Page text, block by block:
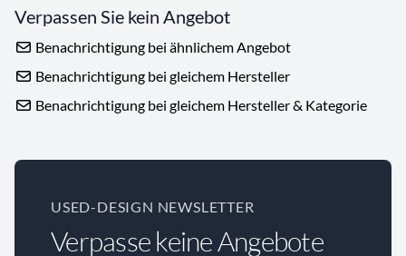
Verpassen Sie kein Angebot
Benachrichtigung bei ähnlichem Angebot
Benachrichtigung bei gleichem Hersteller
Benachrichtigung bei gleichem Hersteller & Kategorie
USED-DESIGN NEWSLETTER
Verpasse keine Angebote